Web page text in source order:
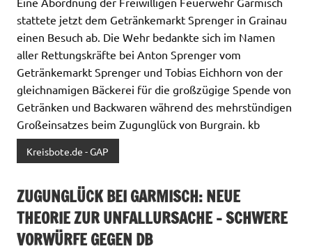
stattete jetzt dem Getränkemarkt Sprenger in Grainau
einen Besuch ab. Die Wehr bedankte sich im Namen
aller Rettungskräfte bei Anton Sprenger vom
Getränkemarkt Sprenger und Tobias Eichhorn von der
gleichnamigen Bäckerei für die großzügige Spende von
Getränken und Backwaren während des mehrstündigen
Großeinsatzes beim Zugunglück von Burgrain. kb
Kreisbote.de - GAP
ZUGUNGLÜCK BEI GARMISCH: NEUE
THEORIE ZUR UNFALLURSACHE – SCHWERE
VORWÜRFE GEGEN DB